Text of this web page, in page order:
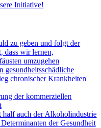
Initiative!
zu geben und folgt der
dass wir lernen,
umzugehen
gesundheitsschädliche
chronischer Krankheiten
der kommerziellen
half auch der Alkoholindustrie
der Gesundheit